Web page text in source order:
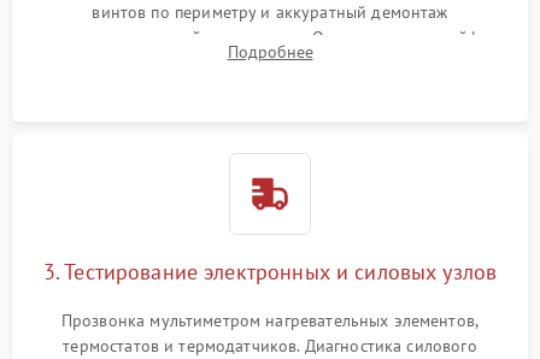
винтов по периметру и аккуратный демонтаж
стеклокерамической поверхности. Отсоединение шлейфов
сенсорного блока для доступа к силовым платам, катушкам
Подробнее
3. Тестирование электронных и силовых узлов
Прозвонка мультиметром нагревательных элементов,
термостатов и термодатчиков. Диагностика силового